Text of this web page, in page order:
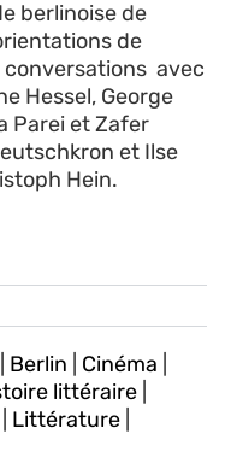
berlinoise de
de
conversations avec
Hessel, George
Parei et Zafer
et Ilse
Hein.
Berlin Cinéma
littéraire
Littérature